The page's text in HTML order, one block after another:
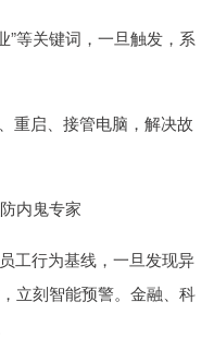
”等关键词，一旦触发，系
重启、接管电脑，解决故
内鬼专家
工行为基线，一旦发现异
立刻智能预警。金融、科